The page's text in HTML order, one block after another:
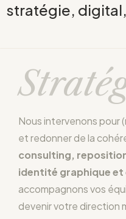
stratégie,
Nous intervenons pour
et redonner de la
consulting,
identité graphique
accompagnons vos
devenir votre direction